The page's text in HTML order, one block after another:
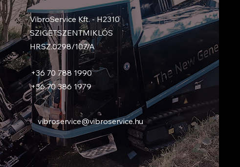
VibroService Kft. - H2310
SZIGETSZENTMIKLÓS
HRSZ.0298/107/A
+36 70 788 1990
+36 70 386 1979
vibroservice@vibroservice.hu